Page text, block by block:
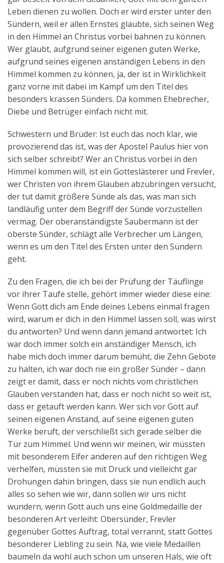
Leben dienen zu wollen. Doch er wird erster unter den
Sündern, weil er allen Ernstes glaubte, sich seinen Weg
in den Himmel an Christus vorbei bahnen zu können.
Wer glaubt, aufgrund seiner eigenen guten Werke,
aufgrund seines eigenen anständigen Lebens in den
Himmel kommen zu können, ja, der ist in Wirklichkeit
ganz vorne mit dabei im Kampf um den Titel des
besonders krassen Sünders. Da kommen Ehebrecher,
Diebe und Betrüger einfach nicht mit.
Schwestern und Brüder: Ist euch das noch klar, wie
provozierend das ist, was der Apostel Paulus hier von
sich selber schreibt? Wer an Christus vorbei in den
Himmel kommen will, ist ein Gotteslästerer und Frevler,
wer Christen von ihrem Glauben abzubringen versucht,
der tut damit größere Sünde als das, was man sich
landläufig unter dem Begriff der Sünde vorzustellen
vermag. Der oberanständigste Saubermann ist der
oberste Sünder, schlägt alle Verbrecher um Längen,
wenn es um den Titel des Ersten unter den Sündern
geht.
Zu den Fragen, die ich bei der Prüfung der Täuflinge
vor ihrer Taufe stelle, gehört immer wieder diese eine:
Wenn Gott dich am Ende deines Lebens einmal fragen
wird, warum er dich in den Himmel lassen soll, was wirst
du antworten? Und wenn dann jemand antwortet: Ich
war doch immer solch ein anständiger Mensch, ich
habe mich doch immer darum bemüht, die Zehn Gebote
zu halten, ich war doch nie ein großer Sünder – dann
zeigt er damit, dass er noch nichts vom christlichen
Glauben verstanden hat, dass er noch nicht so weit ist,
dass er getauft werden kann. Wer sich vor Gott auf
seinen eigenen Anstand, auf seine eigenen guten
Werke beruft, der verschließt sich gerade selber die
Tür zum Himmel. Und wenn wir meinen, wir müssten
mit besonderem Eifer anderen auf den richtigen Weg
verhelfen, müssten sie mit Druck und vielleicht gar
Drohungen dahin bringen, dass sie nun endlich auch
alles so sehen wie wir, dann sollen wir uns nicht
wundern, wenn Gott auch uns eine Goldmedaille der
besonderen Art verleiht: Obersünder, Frevler
gegenüber Gottes Auftrag, total verrannt, statt Gottes
besonderer Liebling zu sein. Na, wie viele Medaillen
baumeln da wohl auch schon um unseren Hals, wie oft